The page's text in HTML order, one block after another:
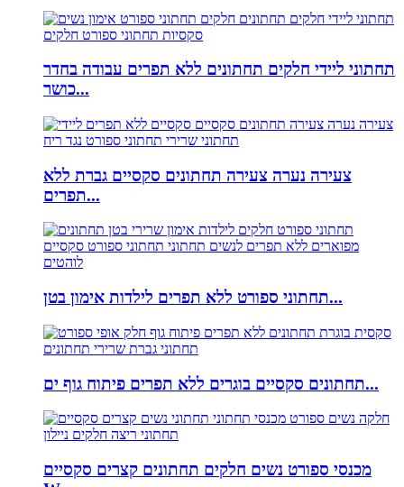
תחתוני ליידי חלקים תחתונים ללא תפרים עבודה בחדר
כושר...
צעירה נערה צעירה תחתונים סקסיים גברת ללא
תפרים...
תחתוני ספורט ללא תפרים לילדות אימון בטן...
תחתונים סקסיים בוגרים ללא תפרים פיתוח גוף ים...
מכנסי ספורט נשים חלקים תחתונים קצרים סקסיים